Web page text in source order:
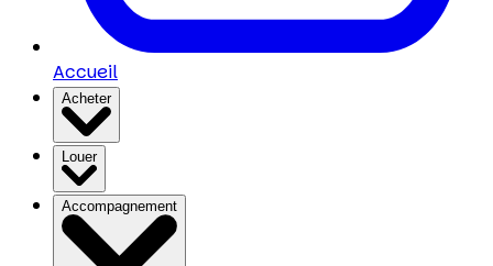
Accueil
Acheter
Louer
Accompagnement